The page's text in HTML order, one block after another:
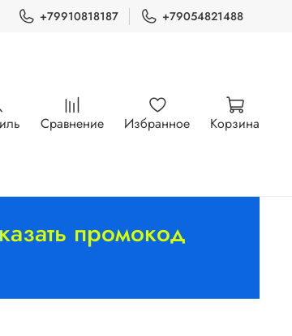
+79910818187 +79054821488
Сравнение Избранное Корзина
промокод